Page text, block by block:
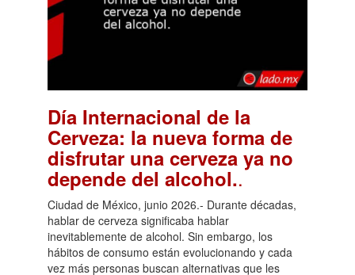
Día Internacional de la
Cerveza: la nueva forma de
disfrutar una cerveza ya no
depende del alcohol..
Ciudad de México, junio 2026.- Durante décadas,
hablar de cerveza significaba hablar
inevitablemente de alcohol. Sin embargo, los
hábitos de consumo están evolucionando y cada
vez más personas buscan alternativas que les